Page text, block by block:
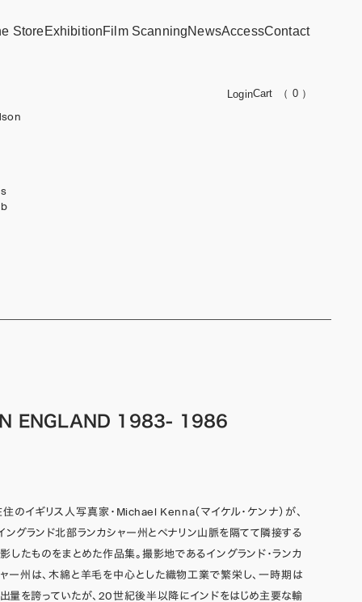
StoreExhibitionFilm ScanningNewsAccessContact
LoginCart （ 0 ）
ENGLAND 1983- 1986
住のイギリス人写真家・Michael Kenna（マイケル・ケンナ）が、
グランド北部ランカシャー州とペナリン山脈を隔てて隣接する
したものをまとめた作品集。撮影地であるイングランド・ランカ
ー州は、木綿と羊毛を中心とした織物工業で繁栄し、一時期は
量を誇っていたが、20世紀後半以降にインドをはじめ主要な輸